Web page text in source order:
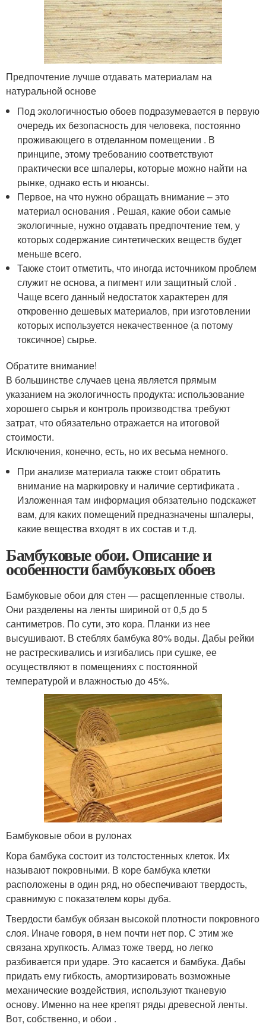
Предпочтение лучше отдавать материалам на
натуральной основе
Под экологичностью обоев подразумевается в первую
очередь их безопасность для человека, постоянно
проживающего в отделанном помещении . В
принципе, этому требованию соответствуют
практически все шпалеры, которые можно найти на
рынке, однако есть и нюансы.
Первое, на что нужно обращать внимание – это
материал основания . Решая, какие обои самые
экологичные, нужно отдавать предпочтение тем, у
которых содержание синтетических веществ будет
меньше всего.
Также стоит отметить, что иногда источником проблем
служит не основа, а пигмент или защитный слой .
Чаще всего данный недостаток характерен для
откровенно дешевых материалов, при изготовлении
которых используется некачественное (а потому
токсичное) сырье.
Обратите внимание!
В большинстве случаев цена является прямым
указанием на экологичность продукта: использование
хорошего сырья и контроль производства требуют
затрат, что обязательно отражается на итоговой
стоимости.
Исключения, конечно, есть, но их весьма немного.
При анализе материала также стоит обратить
внимание на маркировку и наличие сертификата .
Изложенная там информация обязательно подскажет
вам, для каких помещений предназначены шпалеры,
какие вещества входят в их состав и т.д.
Бамбуковые обои. Описание и
особенности бамбуковых обоев
Бамбуковые обои для стен — расщепленные стволы.
Они разделены на ленты шириной от 0,5 до 5
сантиметров. По сути, это кора. Планки из нее
высушивают. В стеблях бамбука 80% воды. Дабы рейки
не растрескивались и изгибались при сушке, ее
осуществляют в помещениях с постоянной
температурой и влажностью до 45%.
Бамбуковые обои в рулонах
Кора бамбука состоит из толстостенных клеток. Их
называют покровными. В коре бамбука клетки
расположены в один ряд, но обеспечивают твердость,
сравнимую с показателем коры дуба.
Твердости бамбук обязан высокой плотности покровного
слоя. Иначе говоря, в нем почти нет пор. С этим же
связана хрупкость. Алмаз тоже тверд, но легко
разбивается при ударе. Это касается и бамбука. Дабы
придать ему гибкость, амортизировать возможные
механические воздействия, используют тканевую
основу. Именно на нее крепят ряды древесной ленты.
Вот, собственно, и обои .